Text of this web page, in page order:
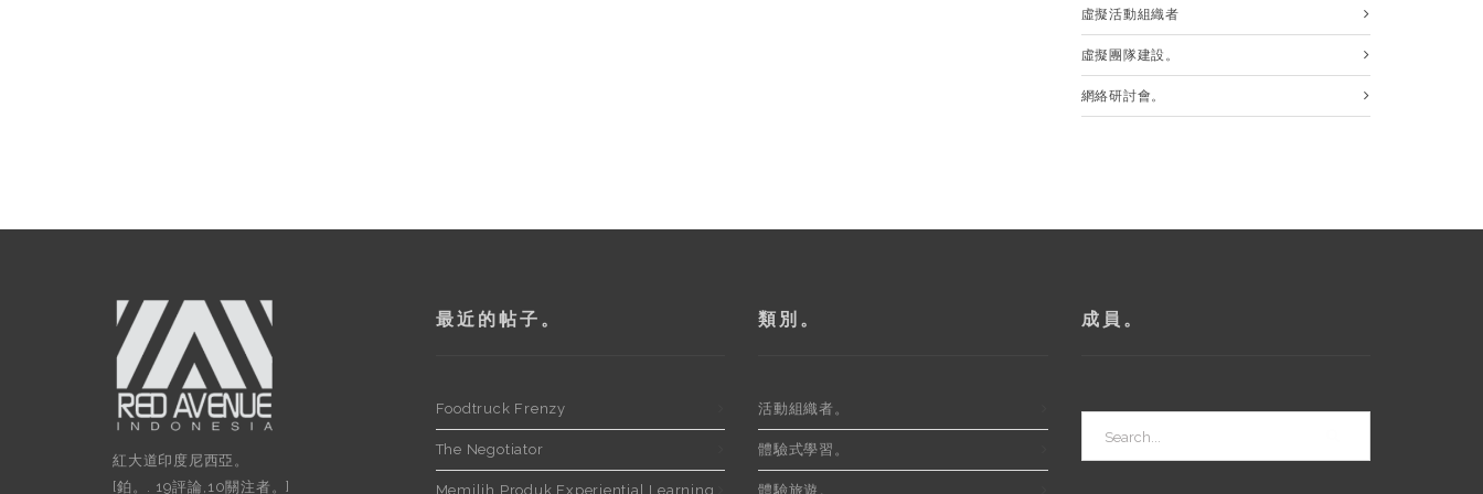
虛擬活動組織者
虛擬團隊建設。
網絡研討會。
紅大道印度尼西亞。
[鉑。. 19評論,10關注者。]
最近的帖子。
Foodtruck Frenzy
The Negotiator
Memilih Produk Experiential Learning
類別。
活動組織者。
體驗式學習。
體驗旅遊。
成員。